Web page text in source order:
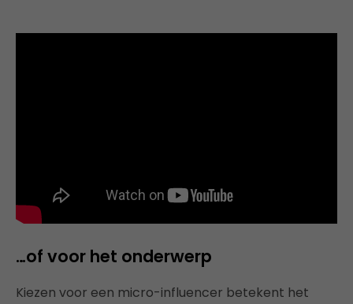
…of voor het onderwerp
Kiezen voor een micro-influencer betekent het